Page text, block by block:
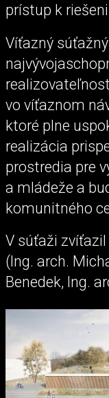
prístup k
Víťazný
vo víťaznom
ktoré plne
realizácia
prostredia pre
a mládeže a
komunitného
V súťaži
(Ing. arch.
Benedek, Ing.